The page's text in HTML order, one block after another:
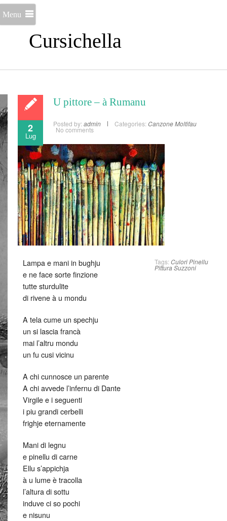
Cursichella
Menu
2
Lug
U pittore – à Rumanu
Posted by: admin Categories: CanzoneMoltifau
No comments
Lampa e mani in bughju
e ne face sorte finzione
tutte sturdulite
di rivene à u mondu
A tela cume un spechju
un si lascia francà
mai l’altru mondu
un fu cusi vicinu
A chi cunnosce un parente
A chi avvede l’infernu di Dante
Virgile e i seguenti
i piu grandi cerbelli
frighje eternamente
Mani di legnu
e pinellu di carne
Ellu s’appichja
à u lume è tracolla
l’altura di sottu
induve ci so pochi
e nisunu
Tags: CuloriPinellu
Pittura Suzzoni